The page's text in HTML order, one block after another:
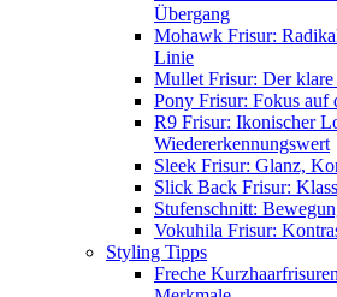
Übergang
Mohawk Frisur:
Linie
Mullet Frisur: Der
Pony Frisur: Fokus auf
R9 Frisur: Ikonischer
Wiedererkennungswert
Sleek Frisur: Glanz,
Slick Back Frisur:
Stufenschnitt:
Vokuhila Frisur:
Styling Tipps
Freche